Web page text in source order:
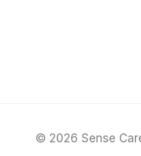
© 2026 Sense